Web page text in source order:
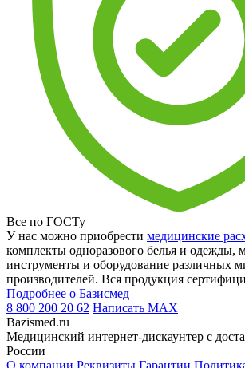
Все по ГОСТу
У нас можно приобрести медицинские
комплекты одноразового белья и одежды,
инструменты и оборудование различных
производителей. Вся продукция
Подробнее о Базисмед
8 800 200 20 62 Написать MAX
Bazismed.ru
Медицинский интернет-дискаунтер с
России
О компании Реквизиты Гарантии